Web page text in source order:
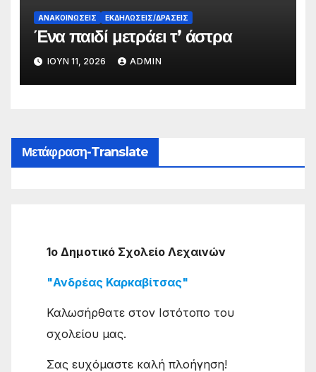
ΑΝΑΚΟΙΝΏΣΕΙΣ ΕΚΔΗΛΏΣΕΙΣ/ΔΡΆΣΕΙΣ
Ένα παιδί μετράει τ’ άστρα
ΙΟΎΝ 11, 2026 ADMIN
Μετάφραση-Translate
1ο Δημοτικό Σχολείο Λεχαινών
"Ανδρέας Καρκαβίτσας"
Καλωσήρθατε στον Ιστότοπο του
σχολείου μας.
Σας ευχόμαστε καλή πλοήγηση!